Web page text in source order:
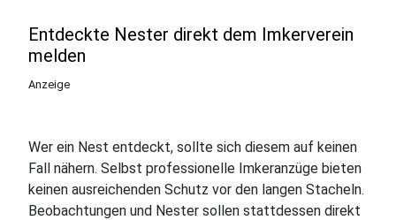
Entdeckte Nester direkt dem Imkerverein
melden
Anzeige
Wer ein Nest entdeckt, sollte sich diesem auf keinen
Fall nähern. Selbst professionelle Imkeranzüge bieten
keinen ausreichenden Schutz vor den langen Stacheln.
Beobachtungen und Nester sollen stattdessen direkt